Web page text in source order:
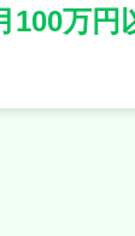
い合せ3